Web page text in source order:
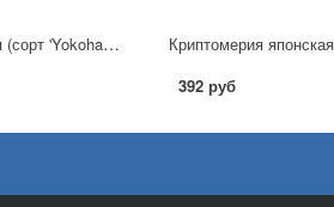
Криптомерия японская (сорт 'Yokohama')
392 руб